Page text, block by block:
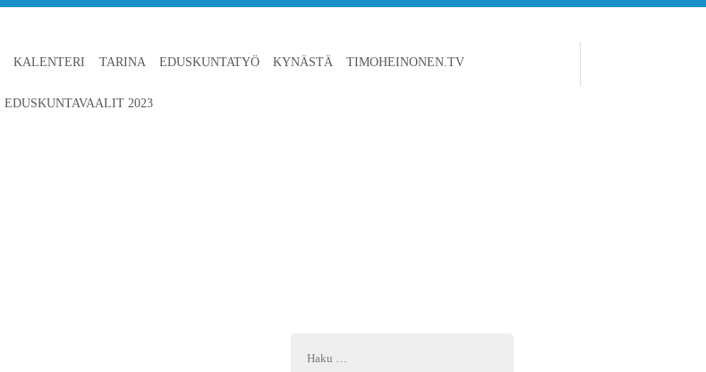
KALENTERI TARINA EDUSKUNTATYÖ KYNÄSTÄ TIMOHEINONEN.TV
EDUSKUNTAVAALIT 2023